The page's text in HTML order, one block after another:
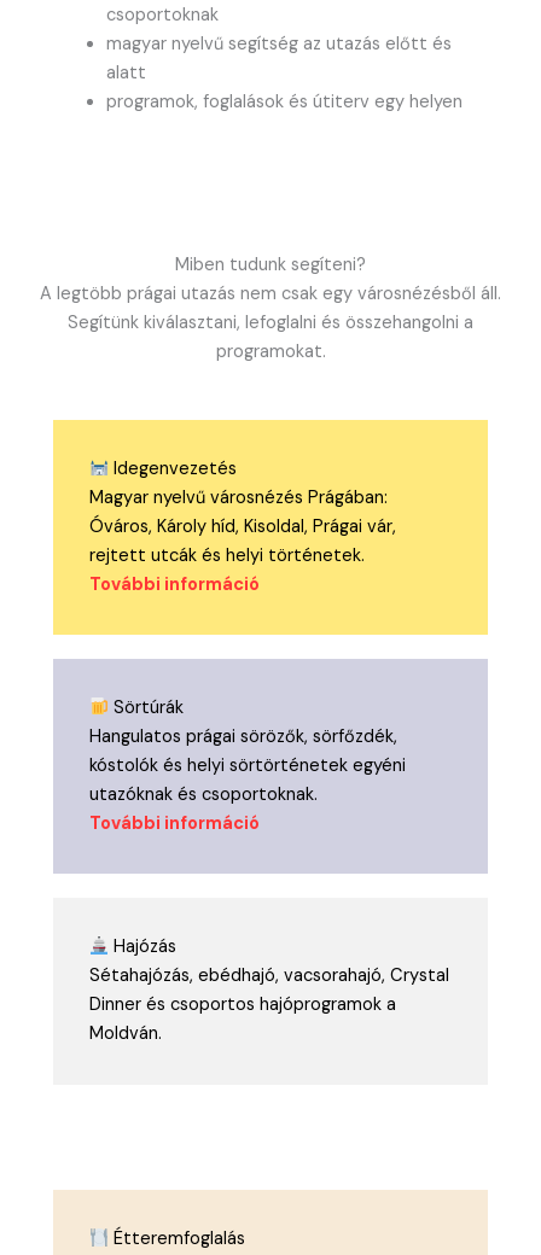
csoportoknak
magyar nyelvű segítség az utazás előtt és
alatt
programok, foglalások és útiterv egy helyen
Miben tudunk segíteni?
A legtöbb prágai utazás nem csak egy városnézésből áll.
Segítünk kiválasztani, lefoglalni és összehangolni a
programokat.
Idegenvezetés
Magyar nyelvű városnézés Prágában:
Óváros, Károly híd, Kisoldal, Prágai vár,
rejtett utcák és helyi történetek.
További információ
Sörtúrák
Hangulatos prágai sörözők, sörfőzdék,
kóstolók és helyi sörtörténetek egyéni
utazóknak és csoportoknak.
További információ
Hajózás
Sétahajózás, ebédhajó, vacsorahajó, Crystal
Dinner és csoportos hajóprogramok a
Moldván.
Étteremfoglalás